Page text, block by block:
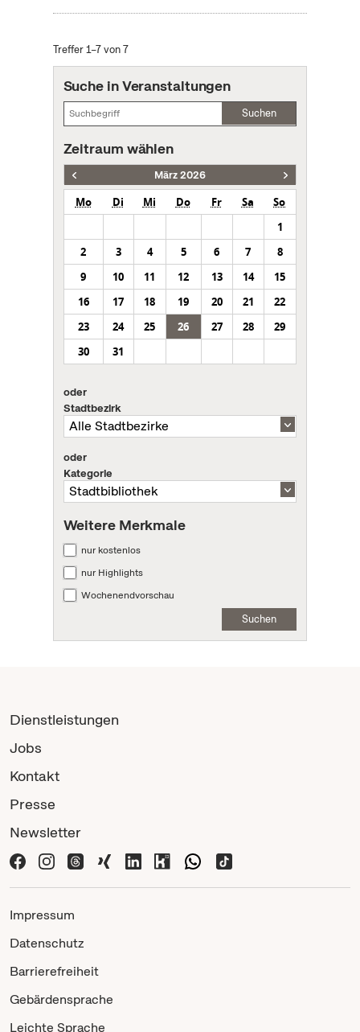
Treffer 1–7 von 7
Suche in Veranstaltungen
Suchen
Zeitraum wählen
März 2026
Mo Di Mi Do Fr Sa
So
1
2
3 4 5 6 7
8
9
10 11 12 13 14
15
16
17 18 19 20 21
22
23
24 25 26 27 28
29
30
31
oder
Stadtbezirk
oder
Kategorie
Weitere Merkmale
nur kostenlos
nur Highlights
Wochenendvorschau
Suchen
Dienstleistungen
Jobs
Kontakt
Presse
Newsletter
Impressum
Datenschutz
Barrierefreiheit
Gebärdensprache
Leichte Sprache